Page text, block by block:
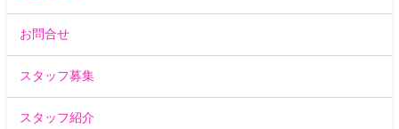
お問合せ
スタッフ募集
スタッフ紹介